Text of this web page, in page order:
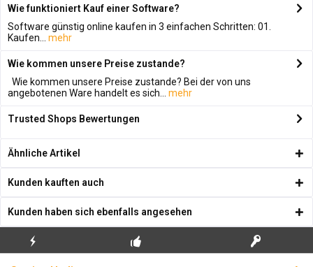
Wie funktioniert Kauf einer Software?
Software günstig online kaufen in 3 einfachen Schritten: 01.
Kaufen...
mehr
Wie kommen unsere Preise zustande?
Wie kommen unsere Preise zustande? Bei der von uns
angebotenen Ware handelt es sich...
mehr
Trusted Shops Bewertungen
Ähnliche Artikel
Kunden kauften auch
Kunden haben sich ebenfalls angesehen